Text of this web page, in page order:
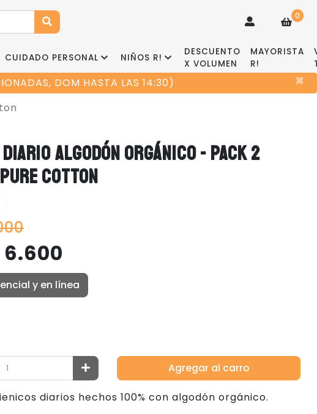
0
CUIDADO PERSONAL NIÑOS R!
DESCUENTO
X VOLUMEN
MAYORISTA
R!
DOM HASTA LAS 14:30) ×
ALGODÓN ORGÁNICO - PACK 2
COTTON
y en línea
Agregar al carro
diarios hechos 100% con algodón orgánico.